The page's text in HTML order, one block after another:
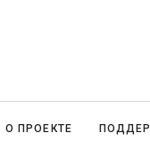
О ПРОЕКТЕ